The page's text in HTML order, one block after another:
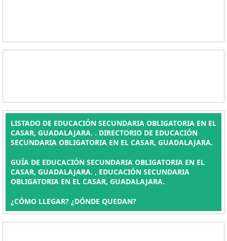
LISTADO DE EDUCACIÓN SECUNDARIA OBLIGATORIA EN EL
CASAR, GUADALAJARA. . DIRECTORIO DE EDUCACIÓN
SECUNDARIA OBLIGATORIA EN EL CASAR, GUADALAJARA.
GUÍA DE EDUCACIÓN SECUNDARIA OBLIGATORIA EN EL
CASAR, GUADALAJARA. , EDUCACIÓN SECUNDARIA
OBLIGATORIA EN EL CASAR, GUADALAJARA.
¿CÓMO LLEGAR? ¿DÓNDE QUEDAN?